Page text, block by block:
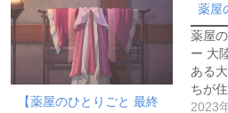
【薬屋のひとりごと 最終
薬屋
薬屋
ー 大
ある
ちが
2023